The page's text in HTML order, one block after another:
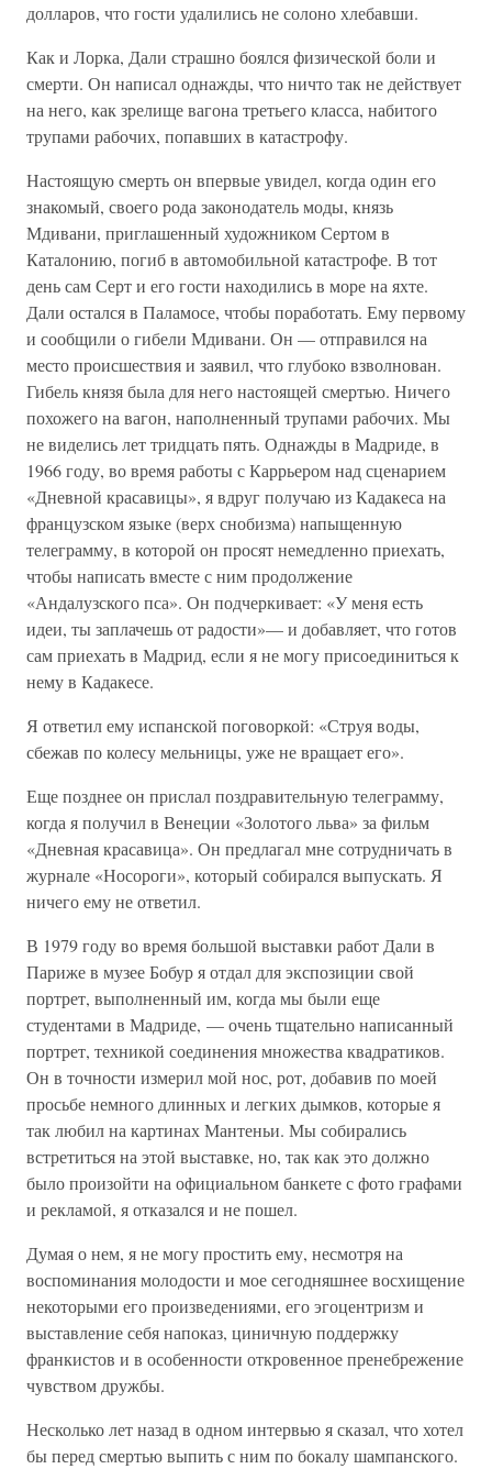
долларов, что гости удалились не солоно хлебавши.
Как и Лорка, Дали страшно боялся физической боли и
смерти. Он написал однажды, что ничто так не действует
на него, как зрелище вагона третьего класса, набитого
трупами рабочих, попавших в катастрофу.
Настоящую смерть он впервые увидел, когда один его
знакомый, своего рода законодатель моды, князь
Мдивани, приглашенный художником Сертом в
Каталонию, погиб в автомобильной катастрофе. В тот
день сам Серт и его гости находились в море на яхте.
Дали остался в Паламосе, чтобы поработать. Ему первому
и сообщили о гибели Мдивани. Он — отправился на
место происшествия и заявил, что глубоко взволнован.
Гибель князя была для него настоящей смертью. Ничего
похожего на вагон, наполненный трупами рабочих. Мы
не виделись лет тридцать пять. Однажды в Мадриде, в
1966 году, во время работы с Каррьером над сценарием
«Дневной красавицы», я вдруг получаю из Кадакеса на
французском языке (верх снобизма) напыщенную
телеграмму, в которой он просят немедленно приехать,
чтобы написать вместе с ним продолжение
«Андалузского пса». Он подчеркивает: «У меня есть
идеи, ты заплачешь от радости»— и добавляет, что готов
сам приехать в Мадрид, если я не могу присоединиться к
нему в Кадакесе.
Я ответил ему испанской поговоркой: «Струя воды,
сбежав по колесу мельницы, уже не вращает его».
Еще позднее он прислал поздравительную телеграмму,
когда я получил в Венеции «Золотого льва» за фильм
«Дневная красавица». Он предлагал мне сотрудничать в
журнале «Носороги», который собирался выпускать. Я
ничего ему не ответил.
В 1979 году во время большой выставки работ Дали в
Париже в музее Бобур я отдал для экспозиции свой
портрет, выполненный им, когда мы были еще
студентами в Мадриде, — очень тщательно написанный
портрет, техникой соединения множества квадратиков.
Он в точности измерил мой нос, рот, добавив по моей
просьбе немного длинных и легких дымков, которые я
так любил на картинах Мантеньи. Мы собирались
встретиться на этой выставке, но, так как это должно
было произойти на официальном банкете с фото графами
и рекламой, я отказался и не пошел.
Думая о нем, я не могу простить ему, несмотря на
воспоминания молодости и мое сегодняшнее восхищение
некоторыми его произведениями, его эгоцентризм и
выставление себя напоказ, циничную поддержку
франкистов и в особенности откровенное пренебрежение
чувством дружбы.
Несколько лет назад в одном интервью я сказал, что хотел
бы перед смертью выпить с ним по бокалу шампанского.